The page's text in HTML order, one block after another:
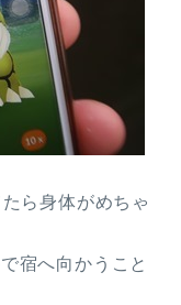
ら身体がめちゃ
宿へ向かうこと